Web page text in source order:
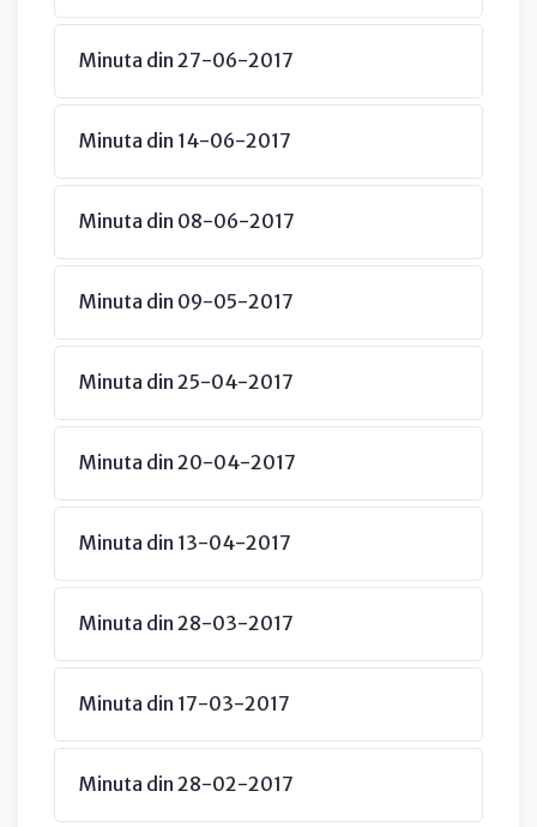
Minuta din 27-06-2017
Minuta din 14-06-2017
Minuta din 08-06-2017
Minuta din 09-05-2017
Minuta din 25-04-2017
Minuta din 20-04-2017
Minuta din 13-04-2017
Minuta din 28-03-2017
Minuta din 17-03-2017
Minuta din 28-02-2017